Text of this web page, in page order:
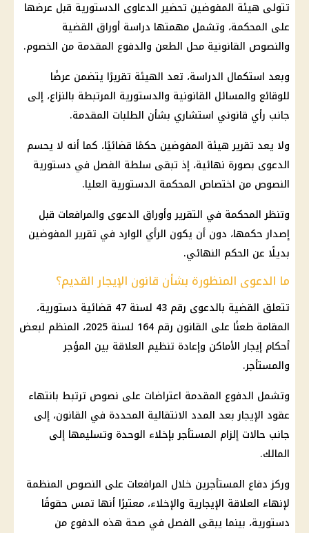
تتولى هيئة المفوضين تحضير الدعاوى الدستورية قبل عرضها
على المحكمة، وتشمل مهمتها دراسة أوراق القضية
والنصوص القانونية محل الطعن والدفوع المقدمة من الخصوم.
وبعد استكمال الدراسة، تعد الهيئة تقريرًا يتضمن عرضًا
للوقائع والمسائل القانونية والدستورية المرتبطة بالنزاع، إلى
جانب رأي قانوني استشاري بشأن الطلبات المقدمة.
ولا يعد تقرير هيئة المفوضين حكمًا قضائيًا، كما أنه لا يحسم
الدعوى بصورة نهائية، إذ تبقى سلطة الفصل في دستورية
النصوص من اختصاص المحكمة الدستورية العليا.
وتنظر المحكمة في التقرير وأوراق الدعوى والمرافعات قبل
إصدار حكمها، دون أن يكون الرأي الوارد في تقرير المفوضين
بديلًا عن الحكم النهائي.
ما الدعوى المنظورة بشأن قانون الإيجار القديم؟
تتعلق القضية بالدعوى رقم 43 لسنة 47 قضائية دستورية،
المقامة طعنًا على القانون رقم 164 لسنة 2025، المنظم لبعض
أحكام إيجار الأماكن وإعادة تنظيم العلاقة بين المؤجر
والمستأجر.
وتشمل الدفوع المقدمة اعتراضات على نصوص ترتبط بانتهاء
عقود الإيجار بعد المدد الانتقالية المحددة في القانون، إلى
جانب حالات إلزام المستأجر بإخلاء الوحدة وتسليمها إلى
المالك.
وركز دفاع المستأجرين خلال المرافعات على النصوص المنظمة
لإنهاء العلاقة الإيجارية والإخلاء، معتبرًا أنها تمس حقوقًا
دستورية، بينما يبقى الفصل في صحة هذه الدفوع من